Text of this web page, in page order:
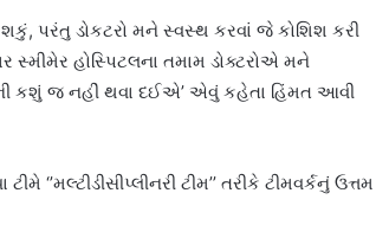
પરંતુ ડોકટરો મને સ્વસ્થ કરવાં જે કોશિશ કરી
સ્મીમેર હોસ્પિટલના તમામ ડોક્ટરોએ મને
કશું જ નહીં થવા દઈએ’ એવું કહેતા હિંમત આવી
ટીમ’’ તરીકે ટીમવર્કનું ઉત્તમ